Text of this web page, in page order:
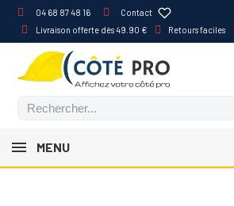
04 68 87 48 16
Contact
Livraison offerte dès 49.90 €
Retours faciles
MENU